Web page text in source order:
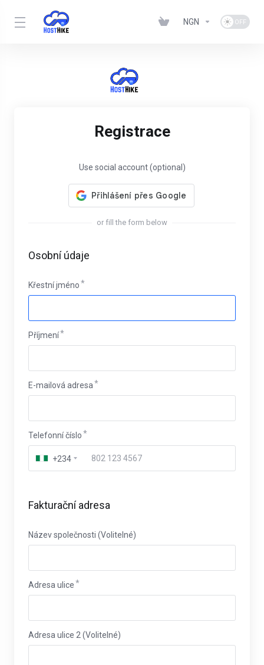
NGN
Registrace
Use social account (optional)
or fill the form below
Osobní údaje
Křestní jméno
Příjmení
E-mailová adresa
Telefonní číslo
+234
Fakturační adresa
Název společnosti (Volitelné)
Adresa ulice
Adresa ulice 2 (Volitelné)